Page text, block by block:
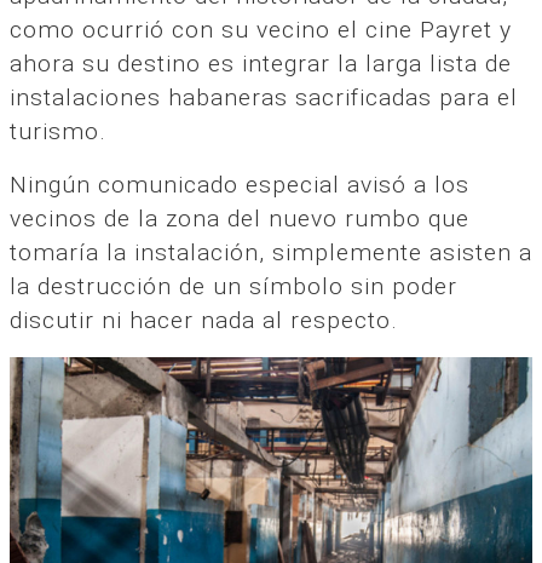
como ocurrió con su vecino el cine Payret y
ahora su destino es integrar la larga lista de
instalaciones habaneras sacrificadas para el
turismo.
Ningún comunicado especial avisó a los
vecinos de la zona del nuevo rumbo que
tomaría la instalación, simplemente asisten a
la destrucción de un símbolo sin poder
discutir ni hacer nada al respecto.